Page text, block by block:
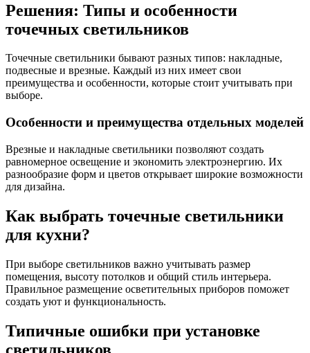
Решения: Типы и особенности
точечных светильников
Точечные светильники бывают разных типов: накладные,
подвесные и врезные. Каждый из них имеет свои
преимущества и особенности, которые стоит учитывать при
выборе.
Особенности и преимущества отдельных моделей
Врезные и накладные светильники позволяют создать
равномерное освещение и экономить электроэнергию. Их
разнообразие форм и цветов открывает широкие возможности
для дизайна.
Как выбрать точечные светильники
для кухни?
При выборе светильников важно учитывать размер
помещения, высоту потолков и общий стиль интерьера.
Правильное размещение осветительных приборов поможет
создать уют и функциональность.
Типичные ошибки при установке
светильников